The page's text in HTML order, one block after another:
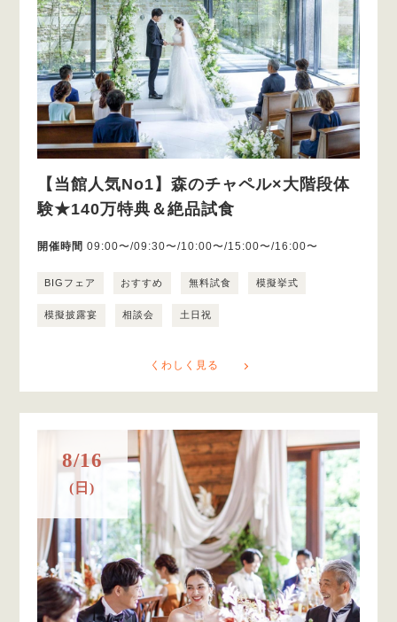
【当館人気No1】森のチャペル×大階段体
験★140万特典＆絶品試食
開催時間 09:00〜/09:30〜/10:00〜/15:00〜/16:00〜
BIGフェア おすすめ 無料試食 模擬挙式
模擬披露宴 相談会 土日祝
くわしく見る
8/16
(日)